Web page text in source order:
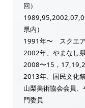
回）
県内）
1991年〜 スクエア
2002年、やまなし
2008〜15，
2013年、国民文化
山梨美術協会会員
門委員